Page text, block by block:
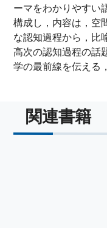
ーマをわかりやすい
構成し，内容は，空
な認知過程から，比
高次の認知過程の話
学の最前線を伝える
関連書籍